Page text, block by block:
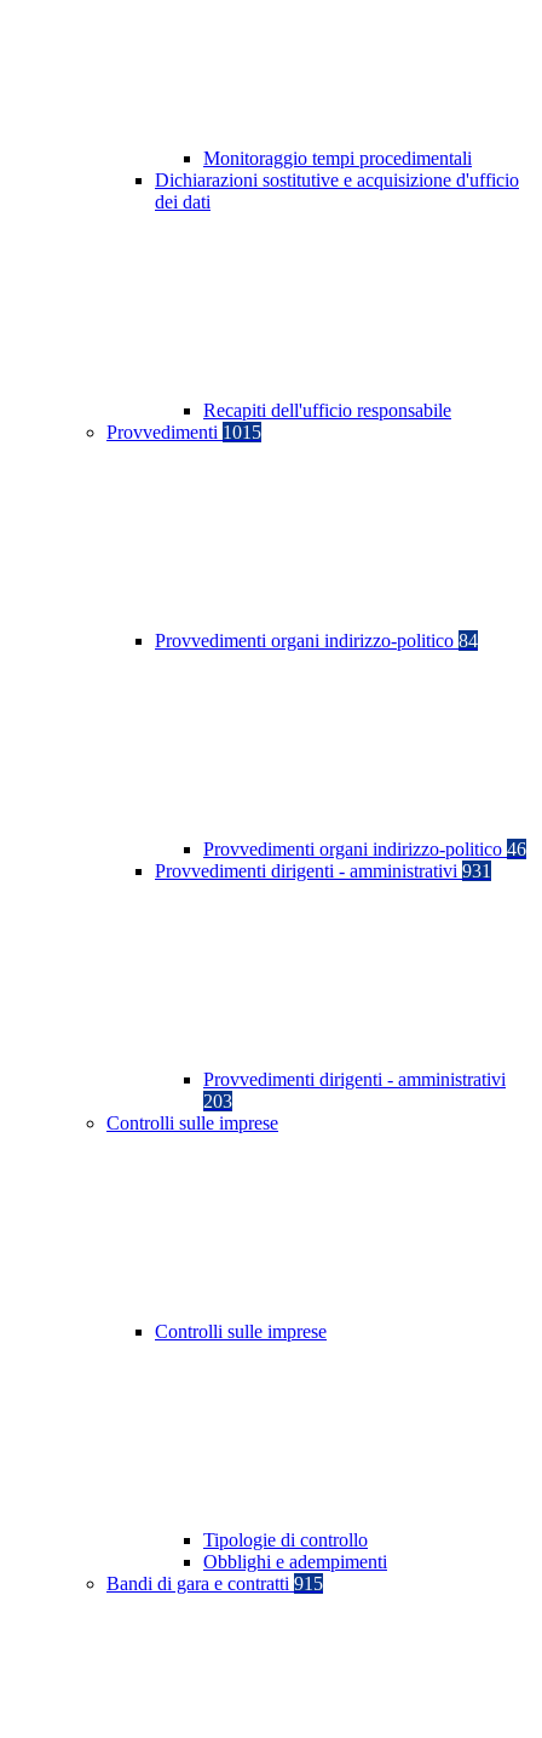
Monitoraggio tempi procedimentali
Dichiarazioni sostitutive e acquisizione d'ufficio
dei dati
Recapiti dell'ufficio responsabile
Provvedimenti 1015
Provvedimenti organi indirizzo-politico 84
Provvedimenti organi indirizzo-politico 46
Provvedimenti dirigenti - amministrativi 931
Provvedimenti dirigenti - amministrativi
203
Controlli sulle imprese
Controlli sulle imprese
Tipologie di controllo
Obblighi e adempimenti
Bandi di gara e contratti 915